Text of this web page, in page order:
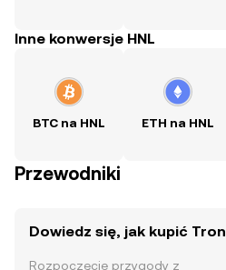
Inne konwersje HNL
BTC na HNL ETH na HNL
Przewodniki
Dowiedz się, jak kupić Tron
Rozpoczęcie przygody z